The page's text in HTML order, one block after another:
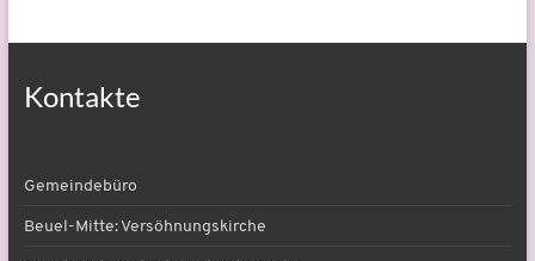
Kontakte
Gemeindebüro
Beuel-Mitte: Versöhnungskirche